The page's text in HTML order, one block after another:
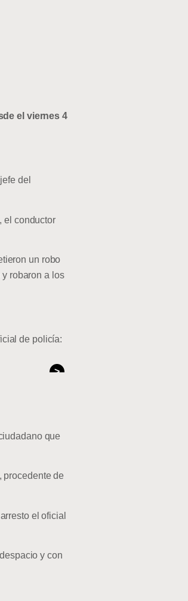
el viernes 4
del
el conductor
un robo
robaron a los
de policía:
>
que
procedente de
el oficial
y con